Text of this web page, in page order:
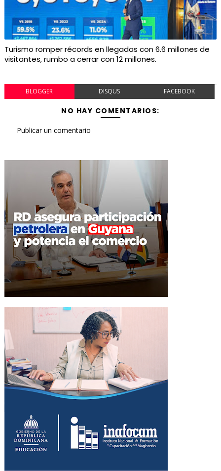
Turismo romper récords en llegadas con 6.6 millones de
visitantes, rumbo a cerrar con 12 millones.
BLOGGER DISQUS FACEBOOK
NO HAY COMENTARIOS:
Publicar un comentario